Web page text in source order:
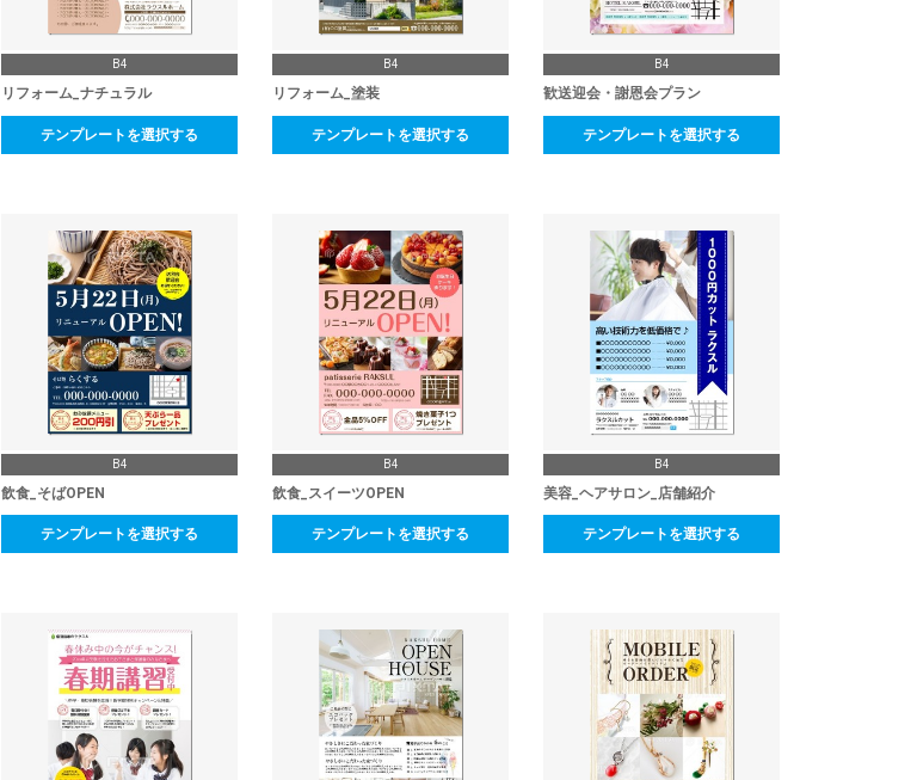
B4
リフォーム_ナチュラル
テンプレートを選択する
B4
リフォーム_塗装
テンプレートを選択する
B4
歓送迎会・謝恩会プラン
テンプレートを選択する
B4
飲食_そばOPEN
テンプレートを選択する
B4
飲食_スイーツOPEN
テンプレートを選択する
B4
美容_ヘアサロン_店舗紹介
テンプレートを選択する